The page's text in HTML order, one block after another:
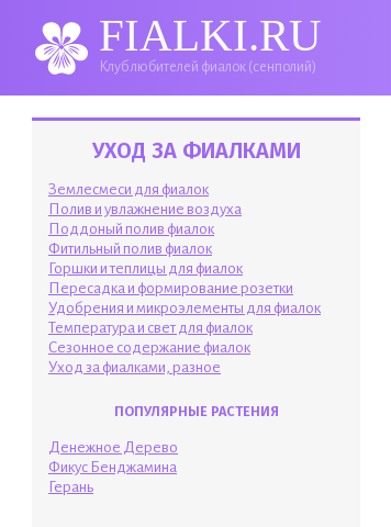
FIALKI.RU
Клуб любителей фиалок (сенполий)
УХОД ЗА ФИАЛКАМИ
Землесмеси для фиалок
Полив и увлажнение воздуха
Поддоный полив фиалок
Фитильный полив фиалок
Горшки и теплицы для фиалок
Пересадка и формирование розетки
Удобрения и микроэлементы для фиалок
Температура и свет для фиалок
Сезонное содержание фиалок
Уход за фиалками, разное
ПОПУЛЯРНЫЕ РАСТЕНИЯ
Денежное Дерево
Фикус Бенджамина
Герань